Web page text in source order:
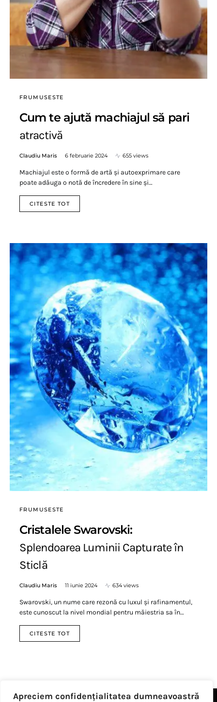
Apreciem confidențialitatea dumneavoastră
FRUMUSESTE
Cum te ajută machiajul să pari
atractivă
Claudiu Maris 6 februarie 2024 655 views
Machiajul este o formă de artă și autoexprimare care
poate adăuga o notă de încredere în sine și…
CITESTE TOT
FRUMUSESTE
Cristalele Swarovski:
Splendoarea Luminii Capturate în
Sticlă
Claudiu Maris 11 iunie 2024 634 views
Swarovski, un nume care rezonă cu luxul și rafinamentul,
este cunoscut la nivel mondial pentru măiestria sa în…
CITESTE TOT